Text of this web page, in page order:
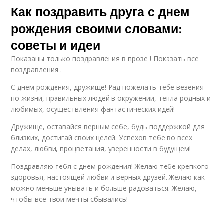
Как поздравить друга с днем
рождения своими словами:
советы и идеи
Показаны только поздравления в прозе ! Показать все
поздравления .
С днем рождения, дружище! Рад пожелать тебе везения
по жизни, правильных людей в окружении, тепла родных и
любимых, осуществления фантастических идей!
Дружище, оставайся верным себе, будь поддержкой для
близких, достигай своих целей. Успехов тебе во всех
делах, любви, процветания, уверенности в будущем!
Поздравляю тебя с днем рождения! Желаю тебе крепкого
здоровья, настоящей любви и верных друзей. Желаю как
можно меньше унывать и больше радоваться. Желаю,
чтобы все твои мечты сбывались!